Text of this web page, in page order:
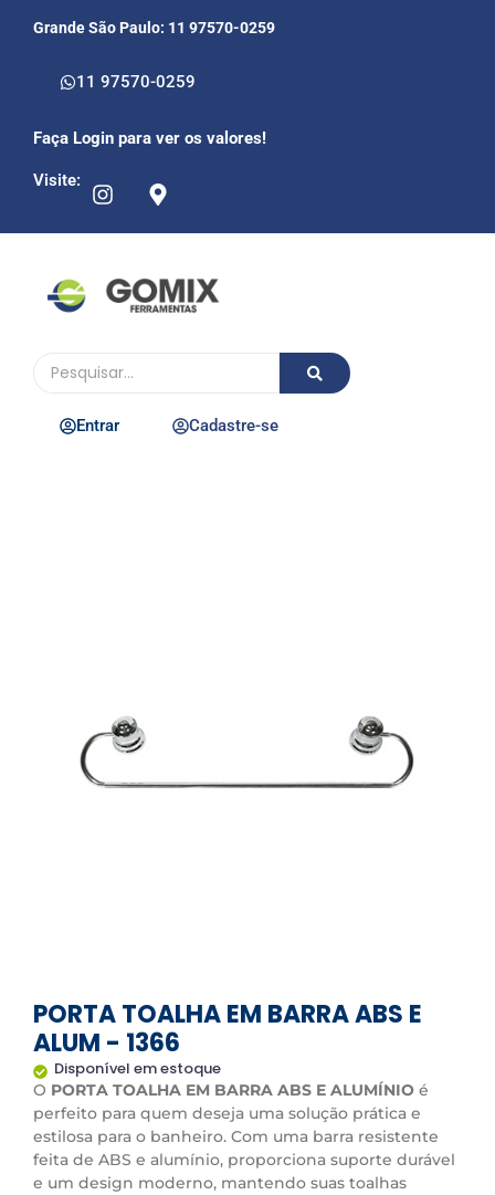
Grande São Paulo: 11 97570-0259
11 97570-0259
Faça Login para ver os valores!
Visite:
Entrar Cadastre-se
PORTA TOALHA EM BARRA ABS E
ALUM - 1366
Disponível em estoque
O PORTA TOALHA EM BARRA ABS E ALUMÍNIO é
perfeito para quem deseja uma solução prática e
estilosa para o banheiro. Com uma barra resistente
feita de ABS e alumínio, proporciona suporte durável
e um design moderno, mantendo suas toalhas